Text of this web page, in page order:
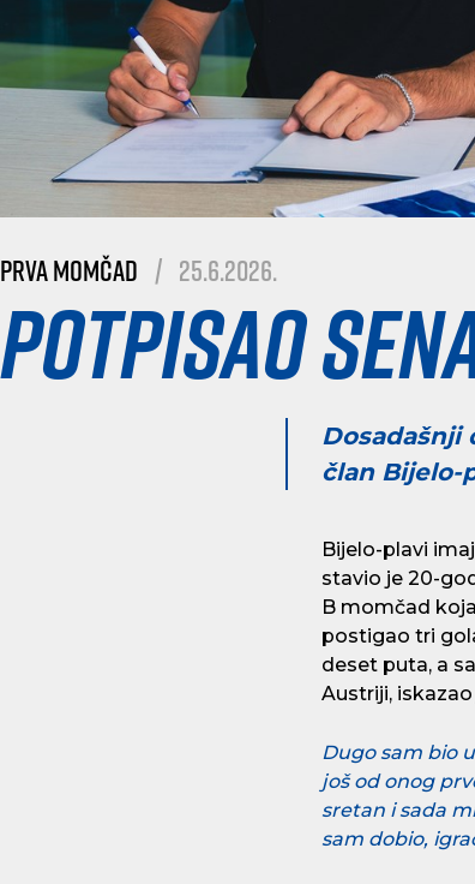
Prva momčad | 25.6.2026.
Potpisao
Dosadašnji
član Bijelo-
Bijelo-plavi
stavio je 20-
B momčad
postigao tri
deset puta, a
Austriji,
Dugo sam bio
još od onog
sretan i sada
sam dobio,